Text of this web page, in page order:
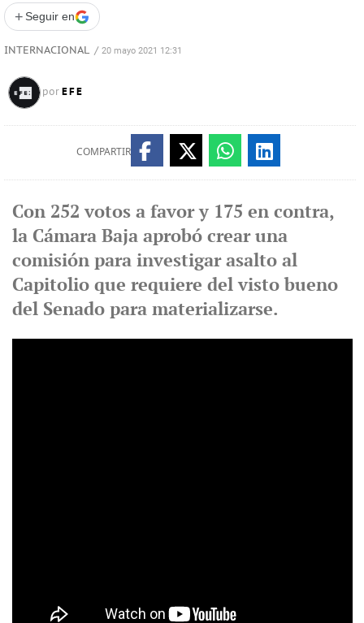
+ Seguir en
INTERNACIONAL / 20 mayo 2021 12:31
por EFE
COMPARTIR
Con 252 votos a favor y 175 en contra,
la Cámara Baja aprobó crear una
comisión para investigar asalto al
Capitolio que requiere del visto bueno
del Senado para materializarse.